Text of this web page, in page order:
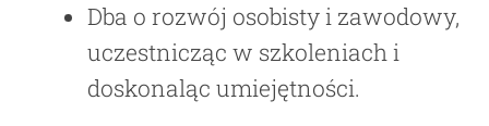
Dba o rozwój osobisty i zawodowy,
uczestnicząc w szkoleniach i
doskonaląc umiejętności.